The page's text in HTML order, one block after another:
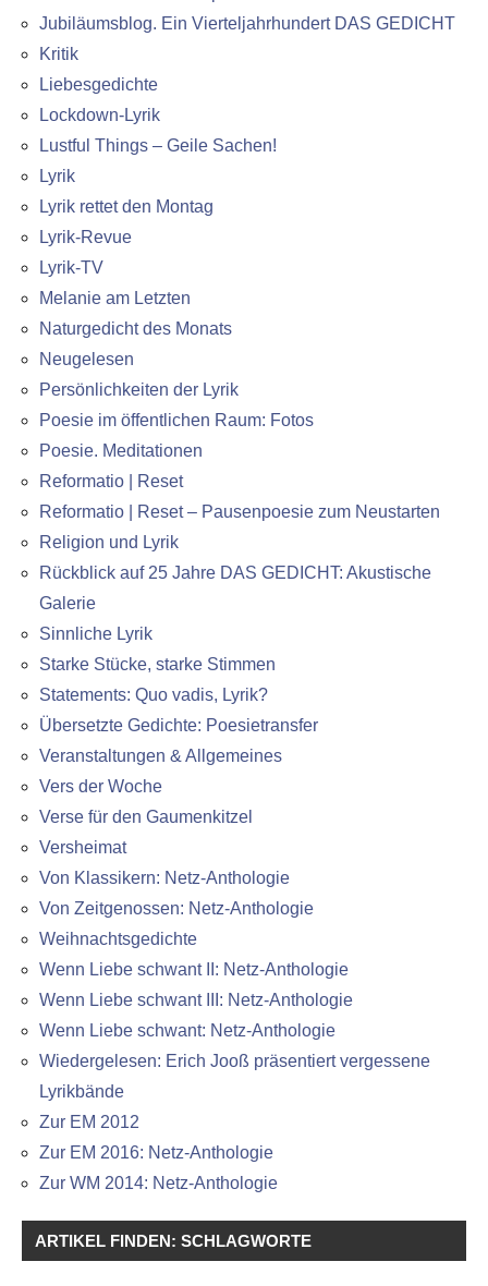
Jubiläumsblog. Ein Vierteljahrhundert DAS GEDICHT
Kritik
Liebesgedichte
Lockdown-Lyrik
Lustful Things – Geile Sachen!
Lyrik
Lyrik rettet den Montag
Lyrik-Revue
Lyrik-TV
Melanie am Letzten
Naturgedicht des Monats
Neugelesen
Persönlichkeiten der Lyrik
Poesie im öffentlichen Raum: Fotos
Poesie. Meditationen
Reformatio | Reset
Reformatio | Reset – Pausenpoesie zum Neustarten
Religion und Lyrik
Rückblick auf 25 Jahre DAS GEDICHT: Akustische
Galerie
Sinnliche Lyrik
Starke Stücke, starke Stimmen
Statements: Quo vadis, Lyrik?
Übersetzte Gedichte: Poesietransfer
Veranstaltungen & Allgemeines
Vers der Woche
Verse für den Gaumenkitzel
Versheimat
Von Klassikern: Netz-Anthologie
Von Zeitgenossen: Netz-Anthologie
Weihnachtsgedichte
Wenn Liebe schwant II: Netz-Anthologie
Wenn Liebe schwant III: Netz-Anthologie
Wenn Liebe schwant: Netz-Anthologie
Wiedergelesen: Erich Jooß präsentiert vergessene
Lyrikbände
Zur EM 2012
Zur EM 2016: Netz-Anthologie
Zur WM 2014: Netz-Anthologie
ARTIKEL FINDEN: SCHLAGWORTE